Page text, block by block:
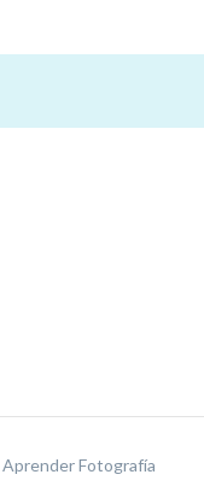
Aprender Fotografía